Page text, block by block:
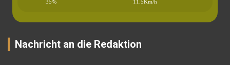
35% 11.5Km/h
Nachricht an die Redaktion